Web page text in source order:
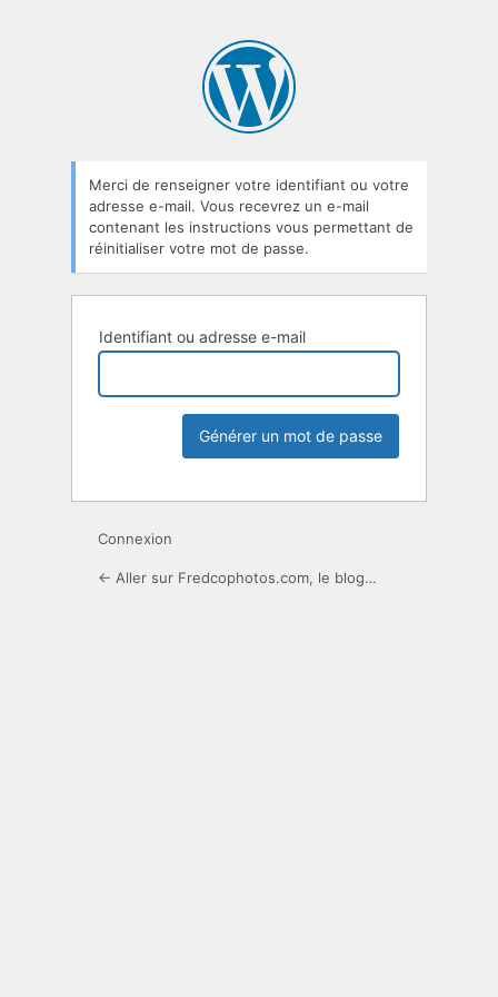
Merci de renseigner votre identifiant ou votre
adresse e-mail. Vous recevrez un e-mail
contenant les instructions vous permettant de
réinitialiser votre mot de passe.
Identifiant ou adresse e-mail
Connexion
← Aller sur Fredcophotos.com, le blog…